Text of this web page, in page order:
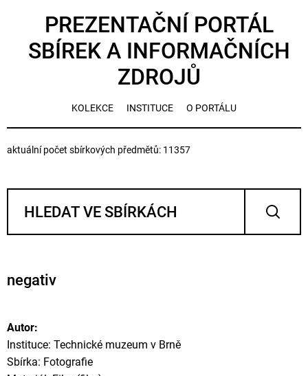
PREZENTAČNÍ PORTÁL
SBÍREK A INFORMAČNÍCH
ZDROJŮ
KOLEKCE INSTITUCE O PORTÁLU
aktuální počet sbírkových předmětů: 11357
negativ
Autor:
Instituce: Technické muzeum v Brně
Sbírka: Fotografie